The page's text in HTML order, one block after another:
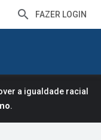
FAZER LOGIN
a igualdade racial
.